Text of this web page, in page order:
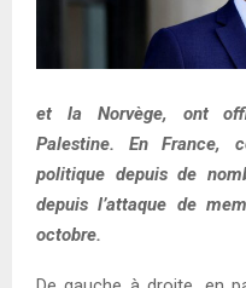
et la Norvège, ont
Palestine. En France,
politique depuis de
depuis l’attaque de
octobre.